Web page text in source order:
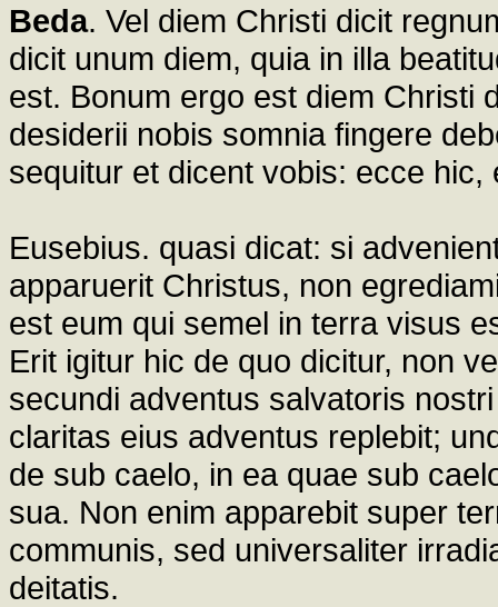
Beda. Vel diem Christi dicit
dicit unum diem, quia in illa
est. Bonum ergo est diem Christi
desiderii nobis somnia fingere
sequitur et dicent vobis: ecce
Eusebius. quasi dicat: si
apparuerit Christus, non
est eum qui semel in terra visus
Erit igitur hic de quo dicitur, non
secundi adventus salvatoris
claritas eius adventus replebit;
de sub caelo, in ea quae sub
sua. Non enim apparebit super
communis, sed universaliter
deitatis.